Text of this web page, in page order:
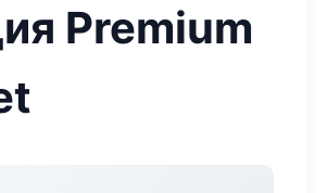
Premium